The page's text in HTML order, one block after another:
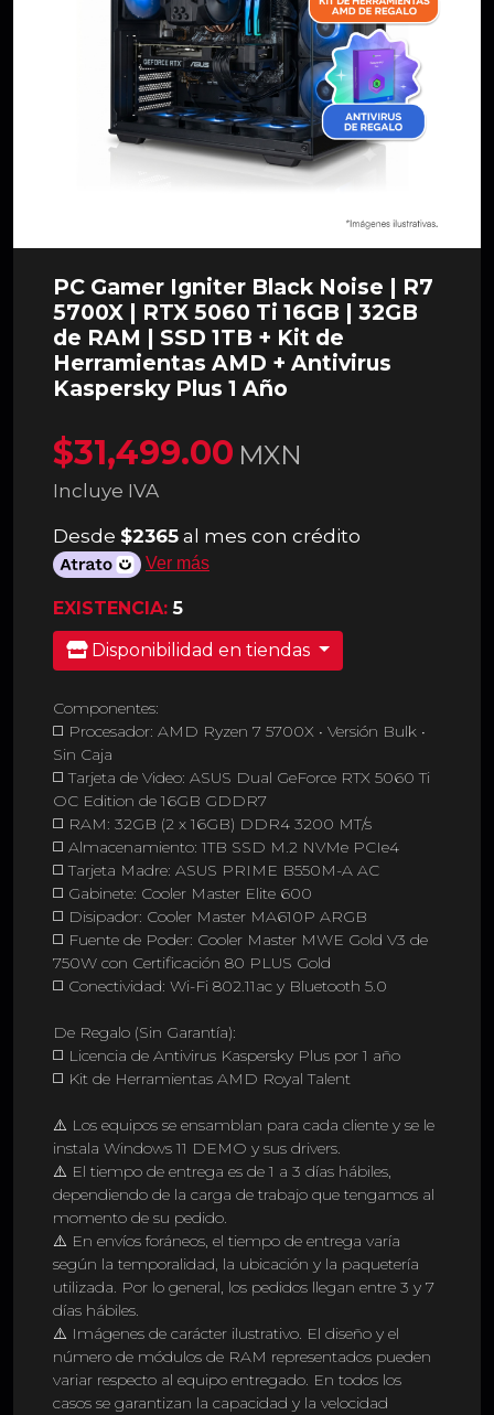
PC Gamer Igniter Black Noise | R7
5700X | RTX 5060 Ti 16GB | 32GB
de RAM | SSD 1TB + Kit de
Herramientas AMD + Antivirus
Kaspersky Plus 1 Año
$31,499.00 MXN
Incluye IVA
Desde $2365 al mes con crédito
Ver más
EXISTENCIA:5
Disponibilidad en tiendas
Componentes:
◻️ Procesador: AMD Ryzen 7 5700X • Versión Bulk •
Sin Caja
◻️ Tarjeta de Video: ASUS Dual GeForce RTX 5060 Ti
OC Edition de 16GB GDDR7
◻️ RAM: 32GB (2 x 16GB) DDR4 3200 MT/s
◻️ Almacenamiento: 1TB SSD M.2 NVMe PCIe4
◻️ Tarjeta Madre: ASUS PRIME B550M-A AC
◻️ Gabinete: Cooler Master Elite 600
◻️ Disipador: Cooler Master MA610P ARGB
◻️ Fuente de Poder: Cooler Master MWE Gold V3 de
750W con Certificación 80 PLUS Gold
◻️ Conectividad: Wi-Fi 802.11ac y Bluetooth 5.0
De Regalo (Sin Garantía):
◻️ Licencia de Antivirus Kaspersky Plus por 1 año
◻️ Kit de Herramientas AMD Royal Talent
⚠️ Los equipos se ensamblan para cada cliente y se le
instala Windows 11 DEMO y sus drivers.
⚠️ El tiempo de entrega es de 1 a 3 días hábiles,
dependiendo de la carga de trabajo que tengamos al
momento de su pedido.
⚠️ En envíos foráneos, el tiempo de entrega varía
según la temporalidad, la ubicación y la paquetería
utilizada. Por lo general, los pedidos llegan entre 3 y 7
días hábiles.
⚠️ Imágenes de carácter ilustrativo. El diseño y el
número de módulos de RAM representados pueden
variar respecto al equipo entregado. En todos los
casos se garantizan la capacidad y la velocidad